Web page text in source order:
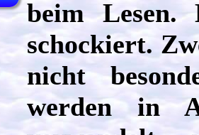
beim Lesen.
schockiert.
nicht
werden in